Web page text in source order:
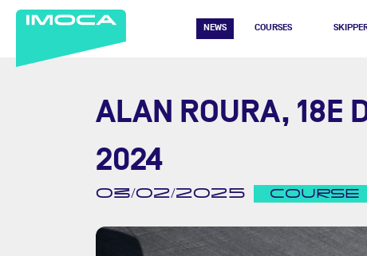
NEWS COURSES
ALAN ROURA, 18E
2024
03/02/2025 COURSE